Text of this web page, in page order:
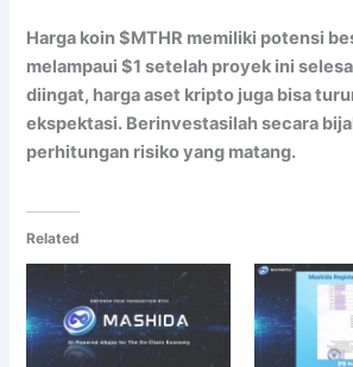
Harga koin $MTHR memiliki potensi
melampaui $1 setelah proyek ini
diingat, harga aset kripto juga bisa
ekspektasi. Berinvestasilah secara
perhitungan risiko yang matang.
Related